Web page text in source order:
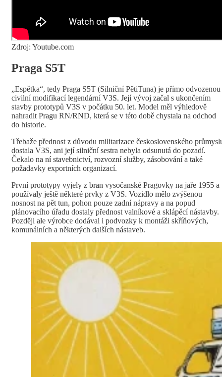
Zdroj: Youtube.com
Praga S5T
„Espětka“, tedy Praga S5T (Silniční PětiTuna) je přímo odvozenou
civilní modifikací legendární V3S. Její vývoj začal s ukončením
stavby prototypů V3S v počátku 50. let. Model měl výhledově
nahradit Pragu RN/RND, která se v této době chystala na odchod
do historie.
Třebaže přednost z důvodu militarizace československého
dostala V3S, ani její silniční sestra nebyla odsunutá do pozadí.
Čekalo na ní stavebnictví, rozvozní služby, zásobování a také
požadavky exportních organizací.
První prototypy vyjely z bran vysočanské Pragovky na jaře 1955 a
používaly ještě některé prvky z V3S. Vozidlo mělo zvýšenou
nosnost na pět tun, pohon pouze zadní nápravy a na popud
plánovacího úřadu dostaly přednost valníkové a sklápěcí nástavby.
Později ale výrobce dodával i podvozky k montáži skříňových,
komunálních a některých dalších nástaveb.